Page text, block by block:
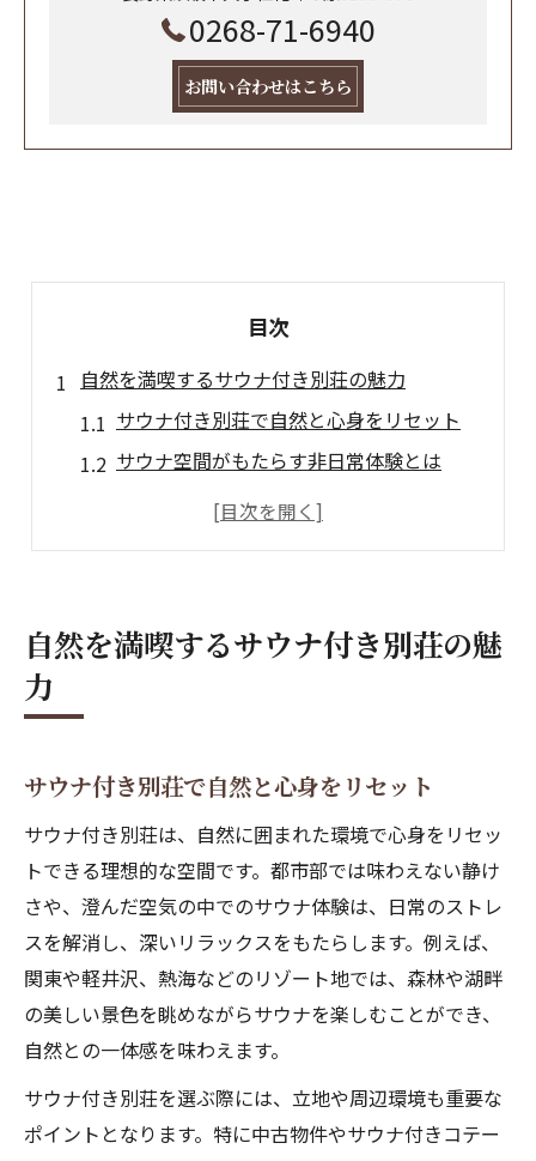
0268-71-6940
お問い合わせはこちら
目次
自然を満喫するサウナ付き別荘の魅力
サウナ付き別荘で自然と心身をリセット
サウナ空間がもたらす非日常体験とは
自然派サウナ別荘の過ごし方と楽しみ方
サウナ空間を叶える理想の別荘選び方
サウナ付き別荘の選び方と重要ポイント
サウナ別荘選びで重視すべき条件
サウナ付き中古別荘の選択基準とは
中古別荘で始めるお得なサウナ生活術
サウナ付き中古別荘でコスパ重視の選択
中古サウナ別荘で叶える節約と快適空間
サウナ設置済み中古別荘の魅力と選び方
サウナ生活を始めるなら中古別荘が最適
プライベートサウナが心身に与える癒し効果
サウナ付き別荘で得られる癒しの力
自然を満喫するサウナ付き別荘の魅
力
サウナ付き別荘で自然と心身をリセット
サウナ付き別荘は、自然に囲まれた環境で心身をリセッ
トできる理想的な空間です。都市部では味わえない静け
さや、澄んだ空気の中でのサウナ体験は、日常のストレ
スを解消し、深いリラックスをもたらします。例えば、
関東や軽井沢、熱海などのリゾート地では、森林や湖畔
の美しい景色を眺めながらサウナを楽しむことができ、
自然との一体感を味わえます。
サウナ付き別荘を選ぶ際には、立地や周辺環境も重要な
ポイントとなります。特に中古物件やサウナ付きコテー